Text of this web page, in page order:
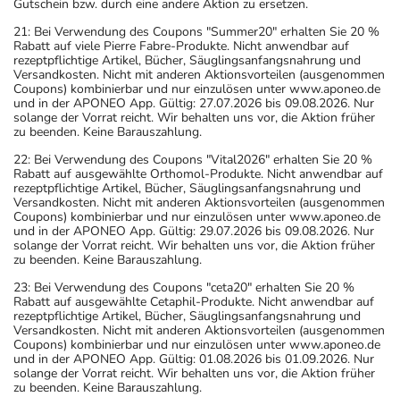
Gutschein bzw. durch eine andere Aktion zu ersetzen.
21: Bei Verwendung des Coupons "Summer20" erhalten Sie 20 %
Rabatt auf viele Pierre Fabre-Produkte. Nicht anwendbar auf
rezeptpflichtige Artikel, Bücher, Säuglingsanfangsnahrung und
Versandkosten. Nicht mit anderen Aktionsvorteilen (ausgenommen
Coupons) kombinierbar und nur einzulösen unter www.aponeo.de
und in der APONEO App. Gültig: 27.07.2026 bis 09.08.2026. Nur
solange der Vorrat reicht. Wir behalten uns vor, die Aktion früher
zu beenden. Keine Barauszahlung.
22: Bei Verwendung des Coupons "Vital2026" erhalten Sie 20 %
Rabatt auf ausgewählte Orthomol-Produkte. Nicht anwendbar auf
rezeptpflichtige Artikel, Bücher, Säuglingsanfangsnahrung und
Versandkosten. Nicht mit anderen Aktionsvorteilen (ausgenommen
Coupons) kombinierbar und nur einzulösen unter www.aponeo.de
und in der APONEO App. Gültig: 29.07.2026 bis 09.08.2026. Nur
solange der Vorrat reicht. Wir behalten uns vor, die Aktion früher
zu beenden. Keine Barauszahlung.
23: Bei Verwendung des Coupons "ceta20" erhalten Sie 20 %
Rabatt auf ausgewählte Cetaphil-Produkte. Nicht anwendbar auf
rezeptpflichtige Artikel, Bücher, Säuglingsanfangsnahrung und
Versandkosten. Nicht mit anderen Aktionsvorteilen (ausgenommen
Coupons) kombinierbar und nur einzulösen unter www.aponeo.de
und in der APONEO App. Gültig: 01.08.2026 bis 01.09.2026. Nur
solange der Vorrat reicht. Wir behalten uns vor, die Aktion früher
zu beenden. Keine Barauszahlung.